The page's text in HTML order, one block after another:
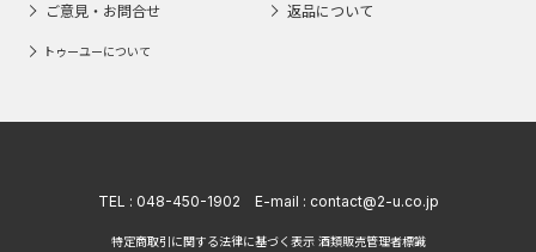
ご意見・お問合せ 返品について
トゥーユーについて
TEL : 048-450-1902 E-mail : contact@2-u.co.jp
特定商取引に関する法律に基づく表示 酒類販売管理者標識